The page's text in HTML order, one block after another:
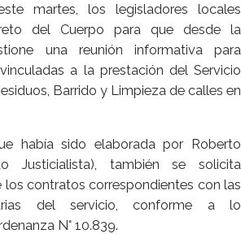
martes, los legisladores locales
del Cuerpo para que desde la
una reunión informativa para
a la prestación del Servicio
Barrido y Limpieza de calles en
había sido elaborada por Roberto
Justicialista), también se solicita
los contratos correspondientes con las
del servicio, conforme a lo
N° 10.839.